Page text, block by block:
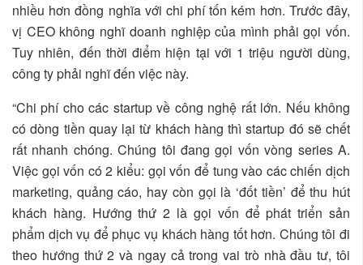
nhiều hơn đồng nghĩa với chi phí tốn kém hơn. Trước đây,
vị CEO không nghĩ doanh nghiệp của mình phải gọi vốn.
Tuy nhiên, đến thời điểm hiện tại với 1 triệu người dùng,
công ty phải nghĩ đến việc này.
“Chi phí cho các startup về công nghệ rất lớn. Nếu không
có dòng tiền quay lại từ khách hàng thì startup đó sẽ chết
rất nhanh chóng. Chúng tôi đang gọi vốn vòng series A.
Việc gọi vốn có 2 kiểu: gọi vốn để tung vào các chiến dịch
marketing, quảng cáo, hay còn gọi là ‘đốt tiền’ để thu hút
khách hàng. Hướng thứ 2 là gọi vốn để phát triển sản
phẩm dịch vụ để phục vụ khách hàng tốt hơn. Chúng tôi đi
theo hướng thứ 2 và ngay cả trong vai trò nhà đầu tư, tôi